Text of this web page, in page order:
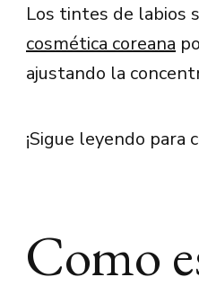
Los tintes de labios
cosmética coreana
ajustando la
¡Sigue leyendo
Como